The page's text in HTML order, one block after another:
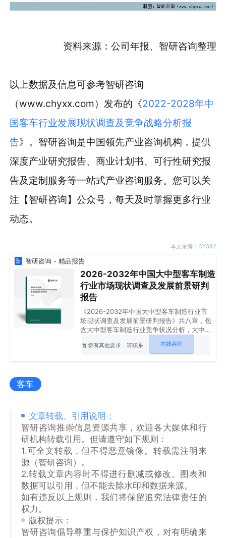
资料来源：公司年报、智研咨询整理
以上数据及信息可参考智研咨询
（www.chyxx.com）发布的《2022-2028年中
国客车行业发展现状调查及竞争战略分析报
告》。智研咨询是中国领先产业咨询机构，提供
深度产业研究报告、商业计划书、可行性研究报
告及定制服务等一站式产业咨询服务。您可以关
注【智研咨询】公众号，每天及时掌握更多行业
动态。
本文采编：CY382
智研咨询 - 精品报告
2026-2032年中国大中型客车制造
行业市场现状调查及发展前景研判
报告
《2026-2032年中国大中型客车制造行业市
场现状调查及发展前景研判报告》共八章，包
含大中型客车制造行业竞争状况分析，大中型
客车制造行业主要企业经营分析，大中型客车
制造行业发展趋势与前景预测等内容。
如您有其他要求，请联系： 在线咨询
客车
文章转载、引用说明：
智研咨询推崇信息资源共享，欢迎各大媒体和行
研机构转载引用。但请遵守如下规则：
1.可全文转载，但不得恶意镜像。转载需注明来
源（智研咨询）。
2.转载文章内容时不得进行删减或修改。图表和
数据可以引用，但不能去除水印和数据来源。
如有违反以上规则，我们将保留追究法律责任的
权力。
版权提示：
智研咨询倡导尊重与保护知识产权，对有明确来